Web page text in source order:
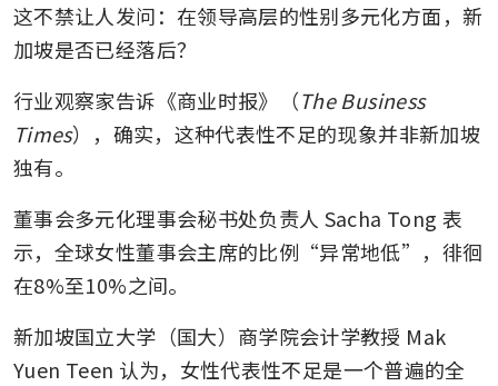
这不禁让人发问：在领导高层的性别多元化方面，新
加坡是否已经落后？
行业观察家告诉《商业时报》（The Business
Times），确实，这种代表性不足的现象并非新加坡
独有。
董事会多元化理事会秘书处负责人 Sacha Tong 表
示，全球女性董事会主席的比例“异常地低”，徘徊
在8%至10%之间。
新加坡国立大学（国大）商学院会计学教授 Mak
Yuen Teen 认为，女性代表性不足是一个普遍的全